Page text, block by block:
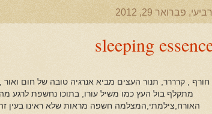
פברואר 29, 2012
sleeping
חורף , קרררר, תנור העצים מביא אנרגיה טובה של חום
האורח,צילמתי,המצלמה חשפה מראות שלא ראינו בעין